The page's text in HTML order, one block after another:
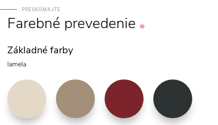
PRESKÚMAJTE
Farebné prevedenie
Základné farby
lamela